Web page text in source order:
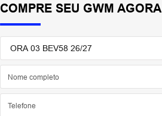
COMPRE SEU GWM AGORA